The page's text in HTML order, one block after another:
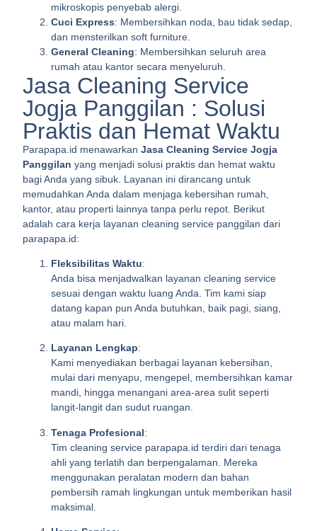
mikroskopis penyebab alergi.
Cuci Express: Membersihkan noda, bau tidak sedap,
dan mensterilkan soft furniture.
General Cleaning: Membersihkan seluruh area
rumah atau kantor secara menyeluruh.
Jasa Cleaning Service
Jogja Panggilan : Solusi
Praktis dan Hemat Waktu
Parapapa.id menawarkanJasa Cleaning Service Jogja
Panggilan yang menjadi solusi praktis dan hemat waktu
bagi Anda yang sibuk. Layanan ini dirancang untuk
memudahkan Anda dalam menjaga kebersihan rumah,
kantor, atau properti lainnya tanpa perlu repot. Berikut
adalah cara kerja layanan cleaning service panggilan dari
parapapa.id:
Fleksibilitas Waktu:
Anda bisa menjadwalkan layanan cleaning service
sesuai dengan waktu luang Anda. Tim kami siap
datang kapan pun Anda butuhkan, baik pagi, siang,
atau malam hari.
Layanan Lengkap:
Kami menyediakan berbagai layanan kebersihan,
mulai dari menyapu, mengepel, membersihkan kamar
mandi, hingga menangani area-area sulit seperti
langit-langit dan sudut ruangan.
Tenaga Profesional:
Tim cleaning service parapapa.id terdiri dari tenaga
ahli yang terlatih dan berpengalaman. Mereka
menggunakan peralatan modern dan bahan
pembersih ramah lingkungan untuk memberikan hasil
maksimal.